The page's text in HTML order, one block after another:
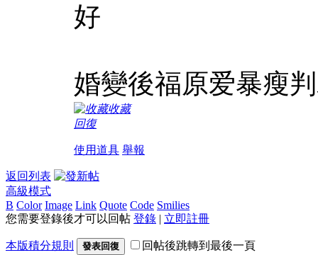
好
婚變後福原爱暴瘦
收藏
回復
使用道具 舉報
返回列表
高級模式
B Color Image Link Quote Code Smilies
您需要登錄後才可以回帖 登錄 | 立即註冊
本版積分規則 發表回復 回帖後跳轉到最後一頁